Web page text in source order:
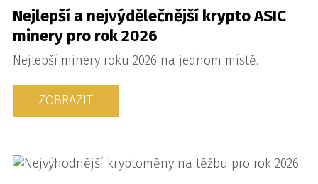
Nejlepší a nejvýdělečnější krypto ASIC
minery pro rok 2026
Nejlepší minery roku 2026 na jednom místě.
ZOBRAZIT